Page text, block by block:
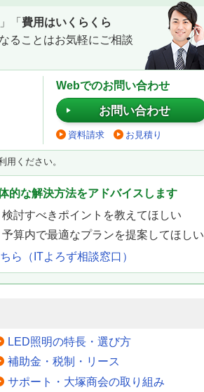
」「 費用はいくらくら
ることはお気軽にご相談
Webでのお問い合わせ
お問い合わせ
資料請求 お見積り
用ください。
的な解決方法をアドバイスします
検討すべきポイントを教えてほしい
予算内で最適なプランを提案してほしい
ら（ITよろず相談窓口）
LED照明の特長・選び方
補助金・税制・リース
サポート・大塚商会の取り組み